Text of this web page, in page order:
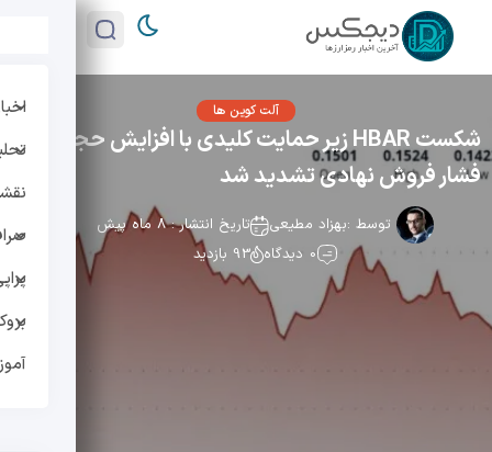
آلت کوین ها
شکست HBAR زیر حمایت کلیدی با افزایش حجم؛
فشار فروش نهادی تشدید شد
توسط :بهزاد مطیعی
تاریخ انتشار : 8 ماه پیش
0 دیدگاه
93 بازدید